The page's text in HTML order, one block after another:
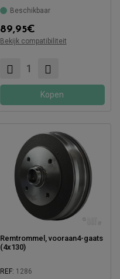
Beschikbaar
89,95€
Bekijk compatibiliteit
Compatibel met:
Kopen
Remtrommel, vooraan4-gaats
(4x130)
REF: 1286